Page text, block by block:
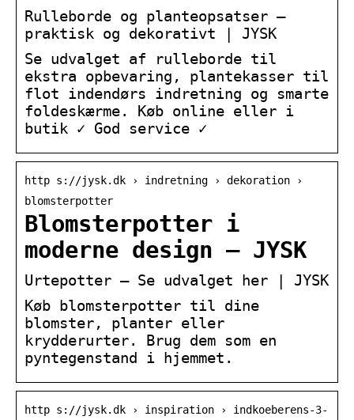
Rulleborde og planteopsatser –
praktisk og dekorativt | JYSK
Se udvalget af rulleborde til
ekstra opbevaring, plantekasser til
flot indendørs indretning og smarte
foldeskærme. Køb online eller i
butik ✓ God service ✓
http s://jysk.dk › indretning › dekoration ›
blomsterpotter
Blomsterpotter i
moderne design – JYSK
Urtepotter – Se udvalget her | JYSK
Køb blomsterpotter til dine
blomster, planter eller
krydderurter. Brug dem som en
pyntegenstand i hjemmet.
http s://jysk.dk › inspiration › indkoeberens-3-